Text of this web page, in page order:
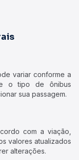
variar conforme a
o tipo de ônibus
sua passagem.
com a viação,
valores atualizados
alterações.